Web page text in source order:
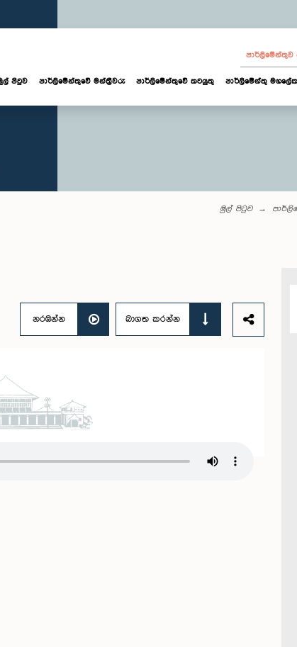
පාර්ලි‌මේන්තුව
පිටුව පාර්ලි‌මේන්තුවේ මන්ත්‍රීවරු පාර්ලිමේන්තුවේ කටයුතු පාර්ලිමේන්තු
මුල් පිටුව
නරඹන්න බාගත කරන්න